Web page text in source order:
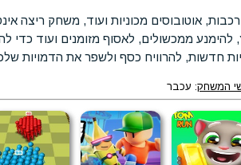
אוטובוסים מכוניות ועוד, משחק ריצה
ממכשולים, לאסוף מזומנים ועוד כדי
חדשות, להרוויח כסף ולשפר את הדמויות
המשחק: עכבר